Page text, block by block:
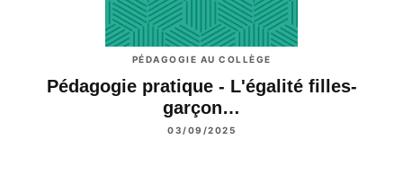
PÉDAGOGIE AU COLLÈGE
Pédagogie pratique - L'égalité filles-
garçon…
03/09/2025